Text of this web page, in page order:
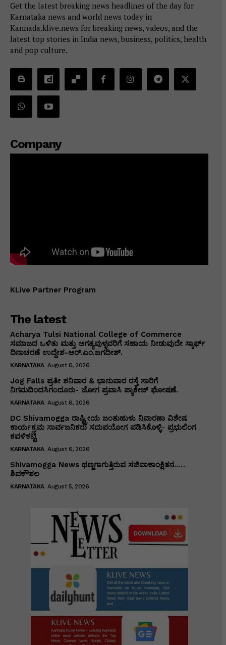
Get the latest breaking news headlines of the day for
Karnataka news and world news today in
Kannada.klive.news for breaking news, videos, and the
latest top stories in India news, business, politics, health
and pop culture.
Company
KLive Partner Program
The latest
Acharya Tulsi National College of Commerce
ಸಮಾಜದ ಒಳಿತು ಮತ್ತು ಅಗತ್ಯವುಳ್ಳವರಿಗೆ ಸಹಾಯ ನೀಡುವುದೇ ಸ್ಕಾರ್ಫ್
ದಿನಾಚರಣೆ ಉದ್ದೇಶ-ಆರ್.ಎಂ.ಜಗದೀಶ್.
KARNATAKA August 6, 2026
Jog Falls ಪ್ರತೀ ಶನಿವಾರ & ಭಾನುವಾರ ರಸ್ತೆ ಸಾರಿಗೆ
ನಿಗಮದಿಂದಸಿಗಂದೂರು- ಜೋಗ ಪ್ರವಾಸಿ ಪ್ಯಾಕೇಜ್ ಘೋಷಣೆ.
KARNATAKA August 6, 2026
DC Shivamogga ರಾಷ್ಟ್ರೀಯ ಜಂತುಹುಳು ನಿವಾರಣಾ ವಿಶೇಷ
ಕಾರ್ಯಕ್ರಮ ಸಾರ್ವಜನಿಕರು ಸದುಪಯೋಗ ಪಡಿಸಿಕೊಳ್ಳಿ- ಪ್ರಭುಲಿಂಗ
ಕವಳಿಕಟ್ಟಿ
KARNATAKA August 6, 2026
Shivamogga News ಥಣ್ಣಗಾಗುತ್ತಿರುವ ಸಚಿವಾಕಾಂಕ್ಷಿತನ..…
ಶಿವಕೌಶಲ
KARNATAKA August 5, 2026